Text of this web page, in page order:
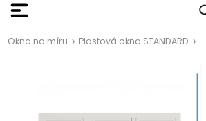
Okna na míru Plastová okna STANDARD